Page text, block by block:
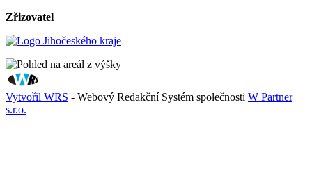
Zřizovatel
Vytvořil WRS - Webový Redakční Systém společnosti W Partner
s.r.o.